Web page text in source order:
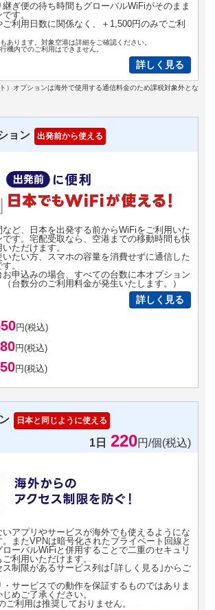
ぎ便の待ち時間もグローバルWiFiがそのまま
す。
利用日数に関係なく、＋1,500円のみでご利
あります。対象空港は詳細をご確認ください。
機内でのご利用はできません。
詳しく見る
）オプションは海外で使用する通信料金のため課税対象外とな
ョン 出発前から使える
ど、日本を出発する前からWiFiをご利用いた
です。宅配受取なら、空港までの移動時間も快
ただけます。
たい方、スマホの容量を消費せずに通信した
。
申込みの場合、すべての台数に本オプション
台数分のご利用料金が発生いたします。）
詳しく見る
円(税込)
円(税込)
円(税込)
日本と同じように使える
1日 220円/個(税込)
いアプリやサービスが海外でも使えるようにな
またVPNは暗号化されたプライベート回線と
ーバルWiFiと併用することで二重のセキュリ
利用いただけます。
制限があるサービス列は｢詳しく見る｣からご
サービスでの動作を保証するものではありま
めご了承ください。
利用は推奨しておりません。